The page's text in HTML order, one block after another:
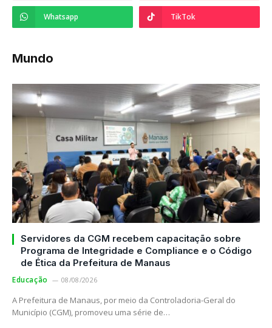
Whatsapp TikTok
Mundo
Servidores da CGM recebem capacitação sobre
Programa de Integridade e Compliance e o Código
de Ética da Prefeitura de Manaus
Educação 08/08/2026
A Prefeitura de Manaus, por meio da Controladoria-Geral do
Município (CGM), promoveu uma série de…